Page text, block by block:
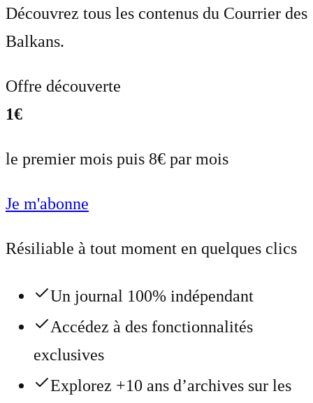
Découvrez tous les contenus du Courrier des
Balkans.
Offre découverte
1€
le premier mois puis 8€ par mois
Je m'abonne
Résiliable à tout moment en quelques clics
Un journal 100% indépendant
Accédez à des fonctionnalités
exclusives
Explorez +10 ans d’archives sur les